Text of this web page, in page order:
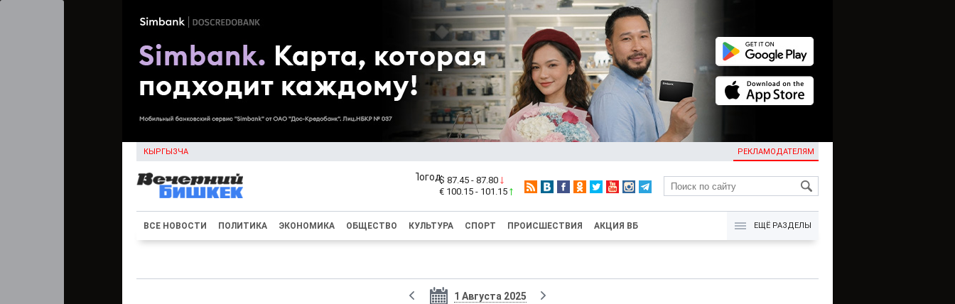
КЫРГЫЗЧА РЕКЛАМОДАТЕЛЯМ
KG
$ 87.45 - 87.80
€ 100.15 - 101.15
ВСЕ НОВОСТИ ПОЛИТИКА ЭКОНОМИКА ОБЩЕСТВО КУЛЬТУРА СПОРТ ПРОИСШЕСТВИЯ АКЦИЯ ВБ ЕЩЁ РАЗДЕЛЫ
1 Августа 2025